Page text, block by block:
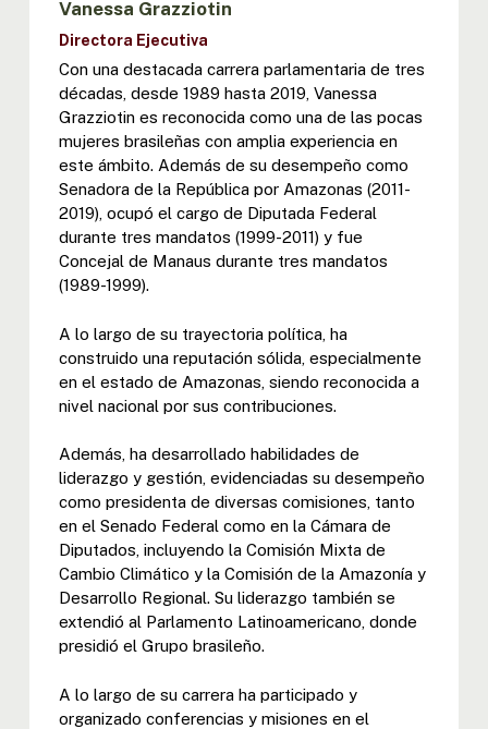
Vanessa Grazziotin
Directora Ejecutiva
Con una destacada carrera parlamentaria de tres
décadas, desde 1989 hasta 2019, Vanessa
Grazziotin es reconocida como una de las pocas
mujeres brasileñas con amplia experiencia en
este ámbito. Además de su desempeño como
Senadora de la República por Amazonas (2011-
2019), ocupó el cargo de Diputada Federal
durante tres mandatos (1999-2011) y fue
Concejal de Manaus durante tres mandatos
(1989-1999).
A lo largo de su trayectoria política, ha
construido una reputación sólida, especialmente
en el estado de Amazonas, siendo reconocida a
nivel nacional por sus contribuciones.
Además, ha desarrollado habilidades de
liderazgo y gestión, evidenciadas su desempeño
como presidenta de diversas comisiones, tanto
en el Senado Federal como en la Cámara de
Diputados, incluyendo la Comisión Mixta de
Cambio Climático y la Comisión de la Amazonía y
Desarrollo Regional. Su liderazgo también se
extendió al Parlamento Latinoamericano, donde
presidió el Grupo brasileño.
A lo largo de su carrera ha participado y
organizado conferencias y misiones en el